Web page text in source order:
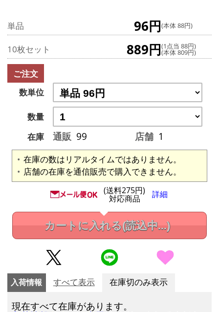
単品 96円(本体 88円)
10枚セット 889円(1点当 88円)
(本体 809円)
ご注文
数単位
数量
在庫
通販 99 店舗 1
在庫の数はリアルタイムではありません。
店舗の在庫を通信販売で購入できません。
(送料275円)
対応商品 詳細
カートに入れる(読込中...)
入荷情報 すべて表示 在庫切のみ表示
現在すべて在庫があります。